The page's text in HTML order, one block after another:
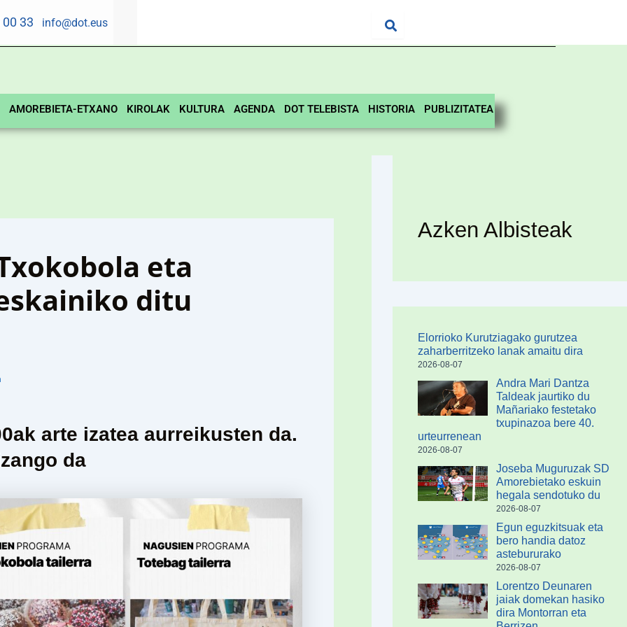
00 33 info@dot.eus
AMOREBIETA-ETXANO KIROLAK KULTURA AGENDA DOT TELEBISTA HISTORIA PUBLIZITATEA
eta
ditu
arte izatea aurreikusten da.
da
Azken Albisteak
Elorrioko Kurutziagako gurutzea
zaharberritzeko lanak amaitu dira
2026-08-07
Andra Mari Dantza
Taldeak jaurtiko du
Mañariako festetako
txupinazoa bere 40.
urteurrenean
2026-08-07
Joseba Muguruzak SD
Amorebietako eskuin
hegala sendotuko du
2026-08-07
Egun eguzkitsuak eta
bero handia datoz
astebururako
2026-08-07
Lorentzo Deunaren
jaiak domekan hasiko
dira Montorran eta